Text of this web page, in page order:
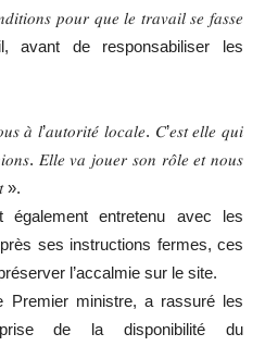
𝑝𝑜𝑢𝑟 𝑞𝑢𝑒 𝑙𝑒 𝑡𝑟𝑎𝑣𝑎𝑖𝑙 𝑠𝑒 𝑓𝑎𝑠𝑠𝑒
il, avant de responsabiliser les
𝑎̀ 𝑙’𝑎𝑢𝑡𝑜𝑟𝑖𝑡𝑒́ 𝑙𝑜𝑐𝑎𝑙𝑒. 𝐶’𝑒𝑠𝑡 𝑒𝑙𝑙𝑒 𝑞𝑢𝑖
𝐸𝑙𝑙𝑒 𝑣𝑎 𝑗𝑜𝑢𝑒𝑟 𝑠𝑜𝑛 𝑟𝑜̂𝑙𝑒 𝑒𝑡 𝑛𝑜𝑢𝑠
».
également entretenu avec les
ses instructions fermes, ces
l’accalmie sur le site.
Premier ministre, a rassuré les
de la disponibilité du